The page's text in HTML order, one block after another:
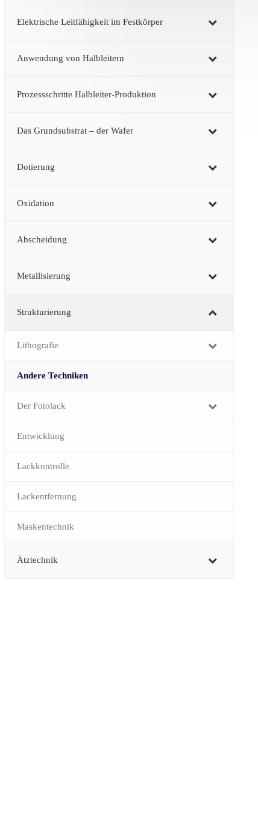
Elektrische Leitfähigkeit im Festkörper
Anwendung von Halbleitern
Prozessschritte Halbleiter-Produktion
Das Grundsubstrat – der Wafer
Dotierung
Oxidation
Abscheidung
Metallisierung
Strukturierung
Lithografie
Andere Techniken
Der Fotolack
Entwicklung
Lackkontrolle
Lackentfernung
Maskentechnik
Ätztechnik